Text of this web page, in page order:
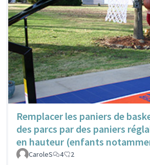
Remplacer les paniers de
des parcs par des paniers
en hauteur (enfants
CaroleS 4 2